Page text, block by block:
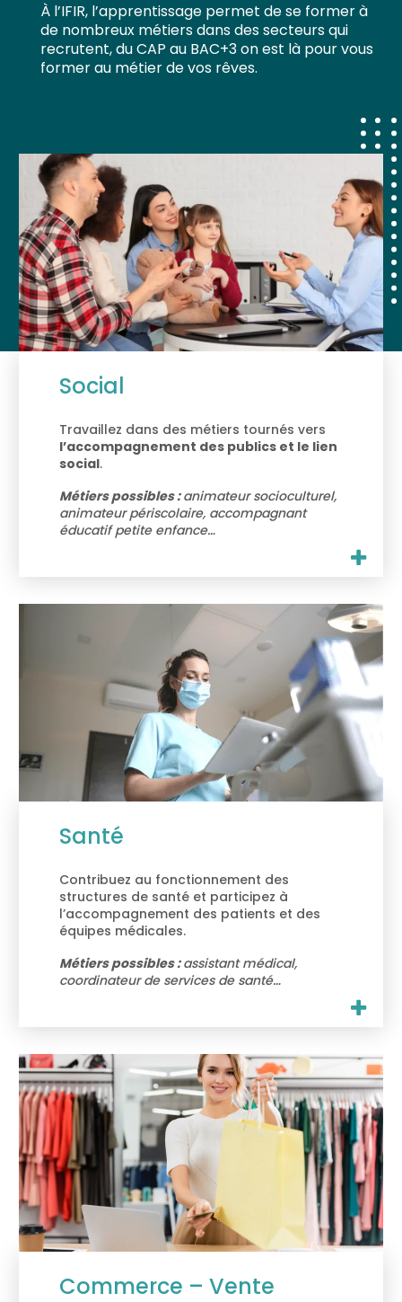
À l’IFIR, l’apprentissage permet de se former à
de nombreux métiers dans des secteurs qui
recrutent, du CAP au BAC+3 on est là pour vous
former au métier de vos rêves.
Social
Travaillez dans des métiers tournés vers
l’accompagnement des publics et le lien
social.
Métiers possibles :animateur socioculturel,
animateur périscolaire, accompagnant
éducatif petite enfance…
Santé
Contribuez au fonctionnement des
structures de santé et participez à
l’accompagnement des patients et des
équipes médicales.
Métiers possibles :assistant médical,
coordinateur de services de santé…
Commerce – Vente